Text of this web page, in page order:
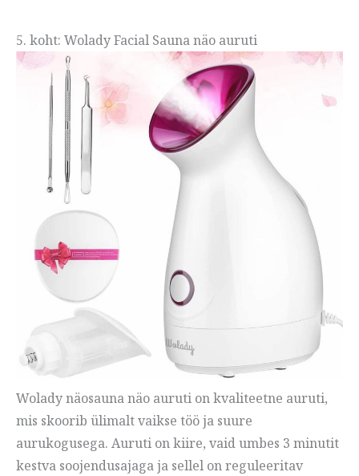
5. koht: Wolady Facial Sauna näo auruti
Wolady näosauna näo auruti on kvaliteetne auruti,
mis skoorib ülimalt vaikse töö ja suure
aurukogusega. Auruti on kiire, vaid umbes 3 minutit
kestva soojendusajaga ja sellel on reguleeritav